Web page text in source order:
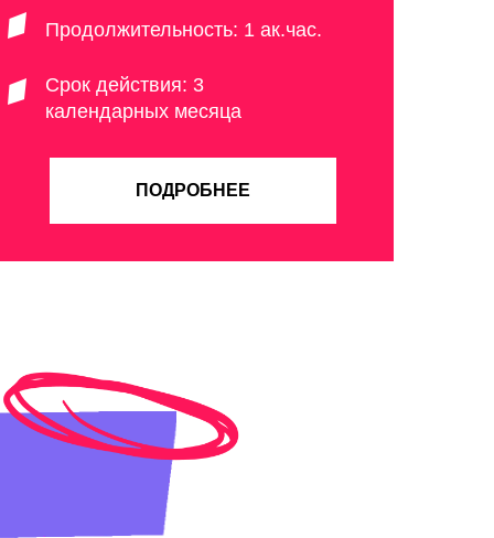
Срок действия: 3
календарных месяца
Продолжительность: 1 ак.час.
ПОДРОБНЕЕ